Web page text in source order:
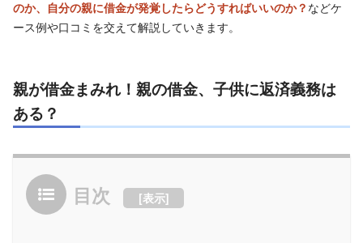
のか、自分の親に借金が発覚したらどうすればいいのか？ などケ
ース例や口コミを交えて解説していきます。
親が借金まみれ！親の借金、子供に返済義務は
ある？
目次 [表示]